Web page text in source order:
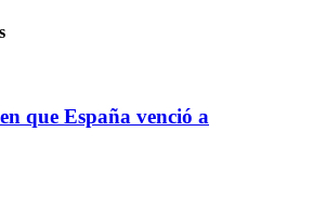
que España venció a